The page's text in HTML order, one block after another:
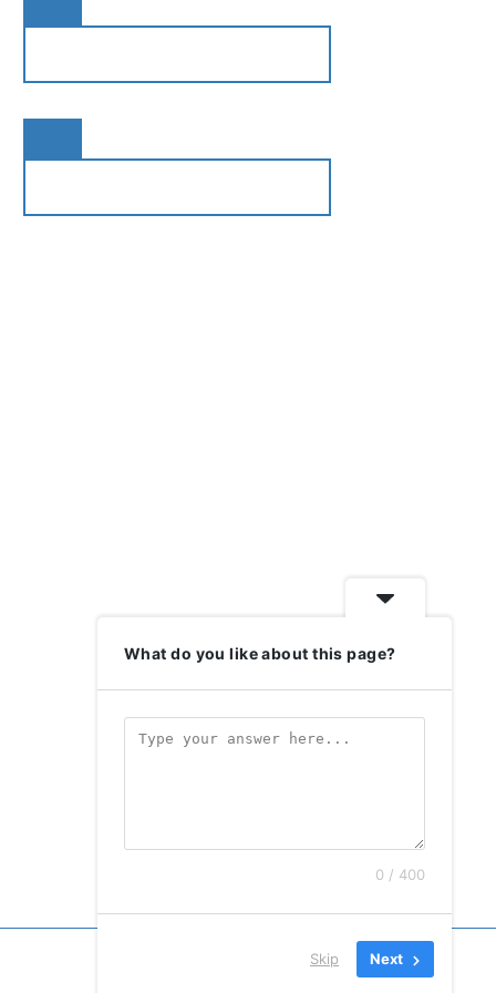
What do you like about this page?
0 / 400
Skip Next